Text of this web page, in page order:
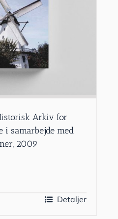
Arkiv for
i samarbejde med
2009
Detaljer